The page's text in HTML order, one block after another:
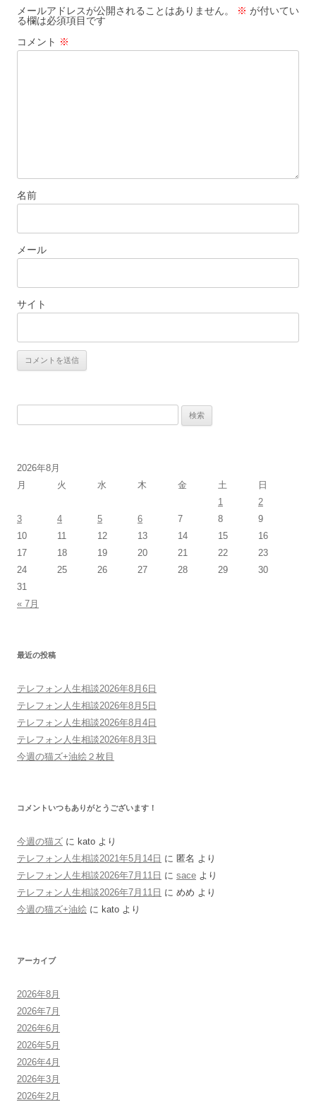
メールアドレスが公開されることはありません。 ※ が付いてい
る欄は必須項目です
コメント ※
名前
メール
サイト
2026年8月
月
火 水 木 金 土
日
1
2
3
4 5 6 7 8
9
10
11 12 13 14 15
16
17
18 19 20 21 22
23
24
25 26 27 28 29
30
31
« 7月
最近の投稿
テレフォン人生相談2026年8月6日
テレフォン人生相談2026年8月5日
テレフォン人生相談2026年8月4日
テレフォン人生相談2026年8月3日
今週の猫ズ+油絵２枚目
コメントいつもありがとうございます！
今週の猫ズ に kato より
テレフォン人生相談2021年5月14日 に 匿名 より
テレフォン人生相談2026年7月11日 に sace より
テレフォン人生相談2026年7月11日 に めめ より
今週の猫ズ+油絵 に kato より
アーカイブ
2026年8月
2026年7月
2026年6月
2026年5月
2026年4月
2026年3月
2026年2月